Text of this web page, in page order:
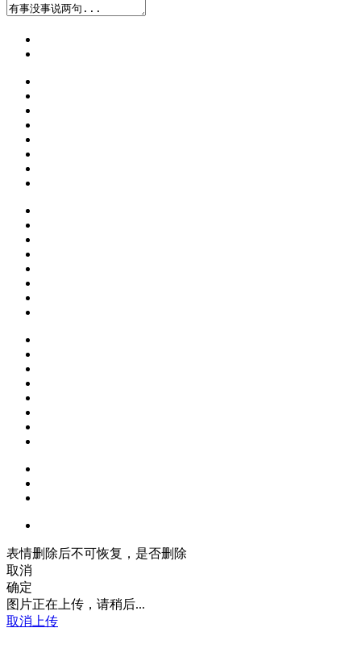
表情删除后不可恢复，是否删除
取消
确定
图片正在上传，请稍后...
取消上传